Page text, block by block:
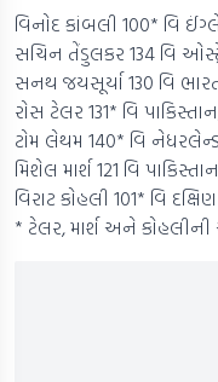
વિનોદ કાંબલી 100* વિ
સચિન તેંડુલકર 134 વિ
સનથ જયસૂર્યા 130 વિ
રોસ ટેલર 131* વિ
ટોમ લેથમ 140* વિ
મિશેલ માર્શ 121 વિ
વિરાટ કોહલી 101* વિ
* ટેલર, માર્શ અને